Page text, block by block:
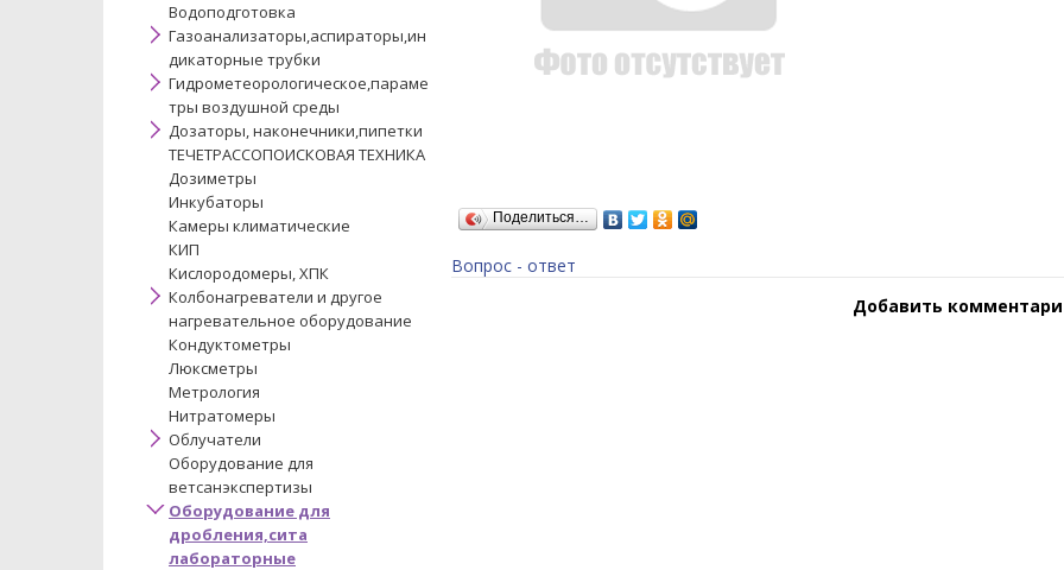
Водоподготовка
Газоанализаторы,аспираторы,ин
дикаторные трубки
Гидрометеорологическое,параме
тры воздушной среды
Дозаторы, наконечники,пипетки
ТЕЧЕТРАССОПОИСКОВАЯ ТЕХНИКА
Дозиметры
Инкубаторы
Камеры климатические
КИП
Кислородомеры, ХПК
Колбонагреватели и другое
нагревательное оборудование
Кондуктометры
Люксметры
Метрология
Нитратомеры
Облучатели
Оборудование для
ветсанэкспертизы
Оборудование для
дробления,сита
лабораторные
Поделиться…
Вопрос - ответ
Добавить